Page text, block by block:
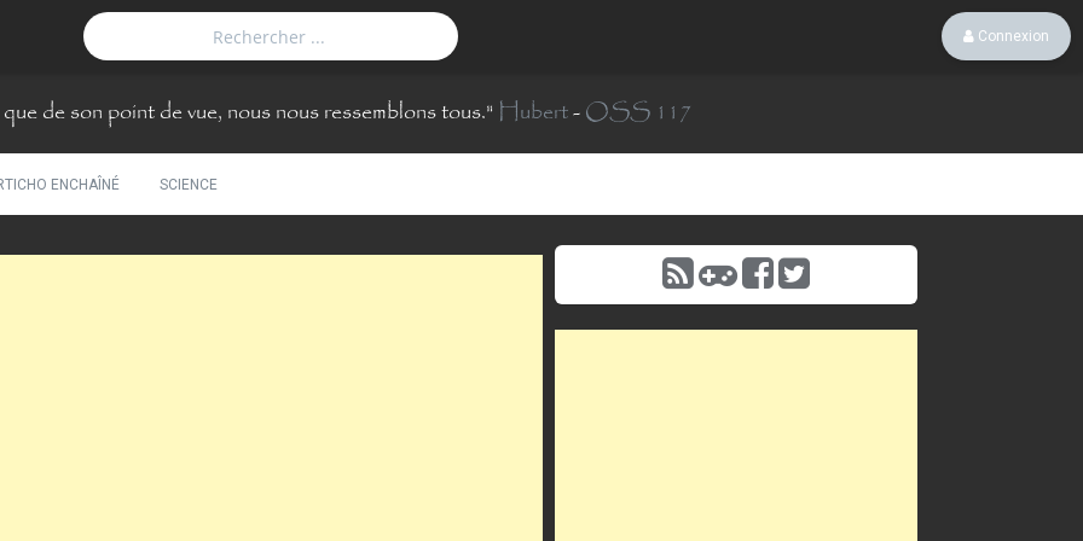
Connexion
de son point de vue, nous nous ressemblons tous." Hubert-OSS 117
ENCHAÎNÉ SCIENCE